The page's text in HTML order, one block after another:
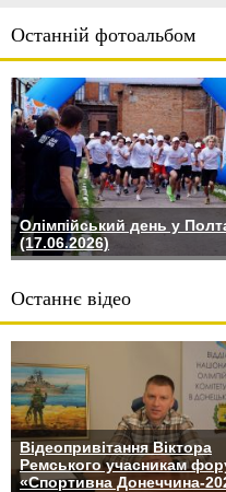
Останній фотоальбом
Олімпійський день у
(17.06.2026)
Останнє відео
Відеопривітання Віктора
Ремського учасникам
«Спортивна Донеччина-